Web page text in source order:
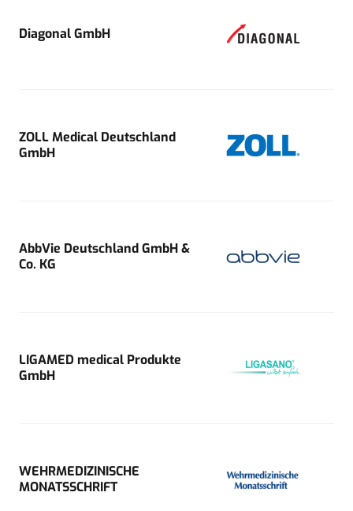
Diagonal GmbH
ZOLL Medical Deutschland
GmbH
AbbVie Deutschland GmbH &
Co. KG
LIGAMED medical Produkte
GmbH
WEHRMEDIZINISCHE
MONATSSCHRIFT